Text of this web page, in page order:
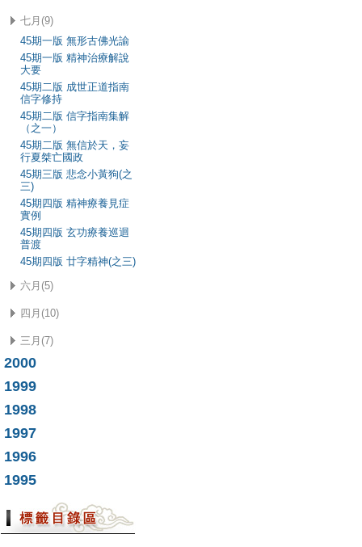
七月(9)
45期一版 無形古佛光諭
45期一版 精神治療解說
大要
45期二版 成世正道指南
信字修持
45期二版 信字指南集解
（之一）
45期二版 無信於天，妄
行夏桀亡國政
45期三版 悲念小黃狗(之
三)
45期四版 精神療養見症
實例
45期四版 玄功療養巡迴
普渡
45期四版 廿字精神(之三)
六月(5)
四月(10)
三月(7)
2000
1999
1998
1997
1996
1995